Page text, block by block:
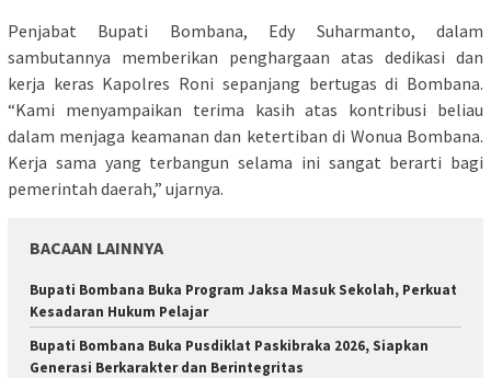
Penjabat Bupati Bombana, Edy Suharmanto, dalam
sambutannya memberikan penghargaan atas dedikasi dan
kerja keras Kapolres Roni sepanjang bertugas di Bombana.
“Kami menyampaikan terima kasih atas kontribusi beliau
dalam menjaga keamanan dan ketertiban di Wonua Bombana.
Kerja sama yang terbangun selama ini sangat berarti bagi
pemerintah daerah,” ujarnya.
BACAAN LAINNYA
Bupati Bombana Buka Program Jaksa Masuk Sekolah, Perkuat
Kesadaran Hukum Pelajar
Bupati Bombana Buka Pusdiklat Paskibraka 2026, Siapkan
Generasi Berkarakter dan Berintegritas